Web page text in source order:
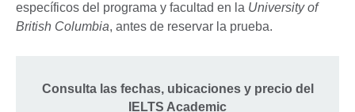
específicos del programa y facultad en la University of
British Columbia, antes de reservar la prueba.
Consulta las fechas, ubicaciones y precio del
IELTS Academic